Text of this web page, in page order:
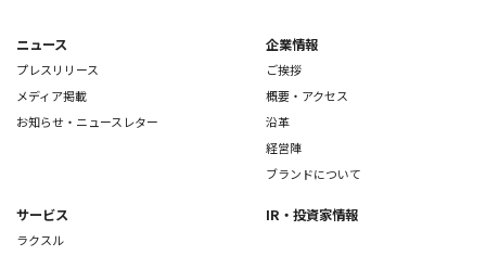
ニュース
プレスリリース
メディア掲載
お知らせ・ニュースレター
企業情報
ご挨拶
概要・アクセス
沿革
経営陣
ブランドについて
サービス
ラクスル
IR・投資家情報